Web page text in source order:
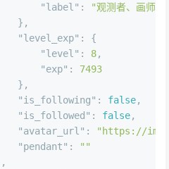
"type" :
,
},
"level_exp" :
{
"level" : 8,
},
"is_following"
false
"is_followed"
false ,
"avatar_url" :